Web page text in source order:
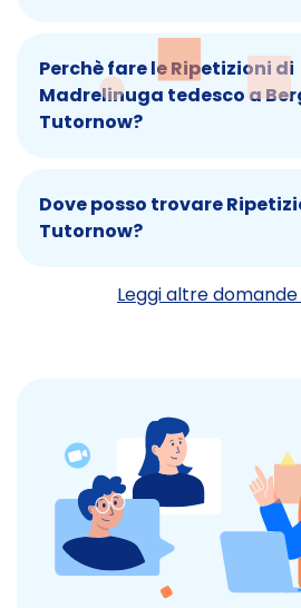
Perchè fare le Ripetizioni di
Madrelinuga tedesco a
Tutornow?
Dove posso trovare
Tutornow?
Leggi altre